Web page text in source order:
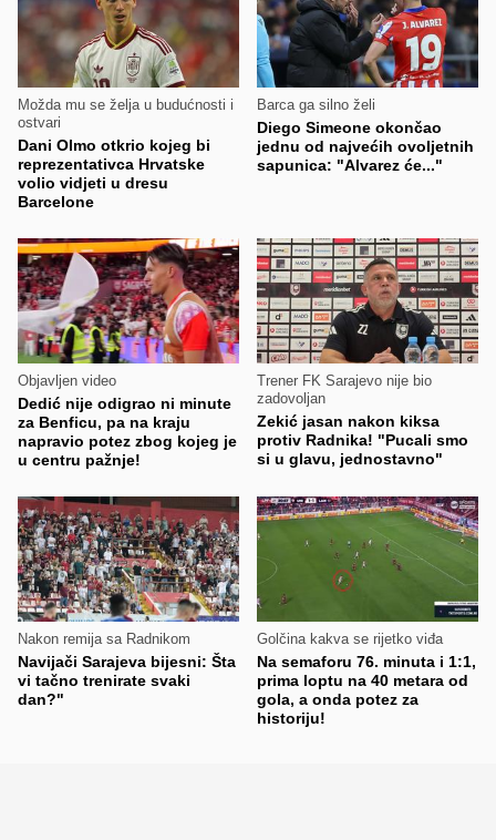
Možda mu se želja u budućnosti i
ostvari
Dani Olmo otkrio kojeg bi
reprezentativca Hrvatske
volio vidjeti u dresu
Barcelone
Barca ga silno želi
Diego Simeone okončao
jednu od najvećih ovoljetnih
sapunica: "Alvarez će..."
Objavljen video
Dedić nije odigrao ni minute
za Benficu, pa na kraju
napravio potez zbog kojeg je
u centru pažnje!
Trener FK Sarajevo nije bio
zadovoljan
Zekić jasan nakon kiksa
protiv Radnika! "Pucali smo
si u glavu, jednostavno"
Nakon remija sa Radnikom
Navijači Sarajeva bijesni: Šta
vi tačno trenirate svaki
dan?"
Golčina kakva se rijetko viđa
Na semaforu 76. minuta i 1:1,
prima loptu na 40 metara od
gola, a onda potez za
historiju!